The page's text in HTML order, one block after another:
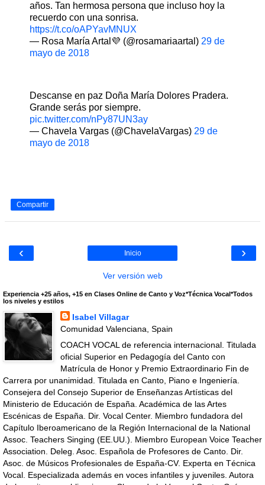
años. Tan hermosa persona que incluso hoy la
recuerdo con una sonrisa.
https://t.co/oAPYavMNUX
— Rosa María Artal💜 (@rosamariaartal) 29 de
mayo de 2018
Descanse en paz Doña María Dolores Pradera.
Grande serás por siempre.
pic.twitter.com/nPy87UN3ay
— Chavela Vargas (@ChavelaVargas) 29 de
mayo de 2018
Compartir
‹ ›
Inicio
Ver versión web
Experiencia +25 años, +15 en Clases Online de Canto y Voz*Técnica Vocal*Todos
los niveles y estilos
Isabel Villagar
Comunidad Valenciana, Spain
COACH VOCAL de referencia internacional. Titulada
oficial Superior en Pedagogía del Canto con
Matrícula de Honor y Premio Extraordinario Fin de
Carrera por unanimidad. Titulada en Canto, Piano e Ingeniería.
Consejera del Consejo Superior de Enseñanzas Artísticas del
Ministerio de Educación de España. Académica de las Artes
Escénicas de España. Dir. Vocal Center. Miembro fundadora del
Capítulo Iberoamericano de la Región Internacional de la National
Assoc. Teachers Singing (EE.UU.). Miembro European Voice Teacher
Association. Deleg. Asoc. Española de Profesores de Canto. Dir.
Asoc. de Músicos Profesionales de España-CV. Experta en Técnica
Vocal. Especializada además en voces infantiles y juveniles. Autora